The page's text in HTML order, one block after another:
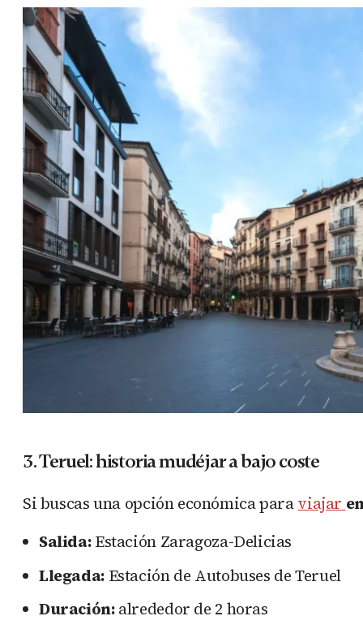
3. Teruel: historia mudéjar a bajo coste
Si buscas una opción económica paraviajar
Salida:Estación Zaragoza-Delicias
Llegada:Estación de Autobuses de Teruel
Duración:alrededor de 2 horas